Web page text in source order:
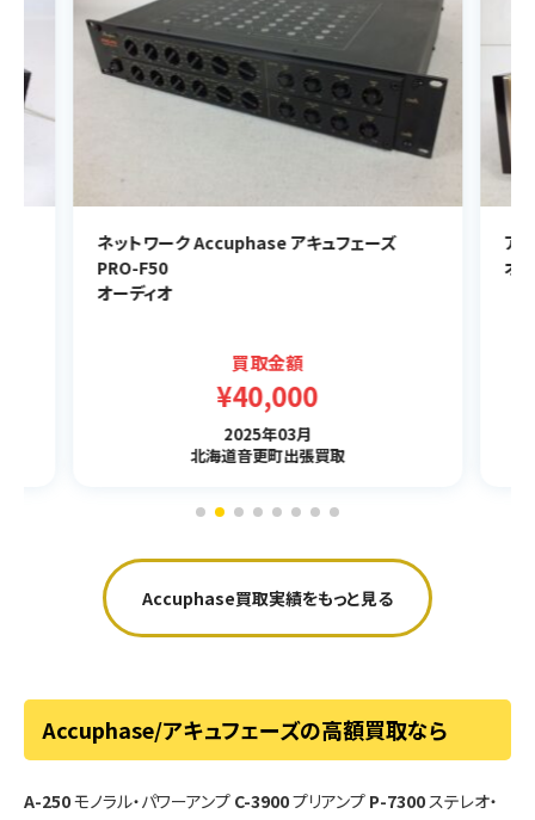
アンプ Accuphase アキュフェーズ C-260
オーディオ
買取金額
¥50,000
2025年03月
北海道音更町出張買取
ア
オ
Accuphase買取実績をもっと見る
Accuphase/アキュフェーズの高額買取なら
A-250モノラル・パワーアンプ C-3900プリアンプ P-7300 ステレオ・